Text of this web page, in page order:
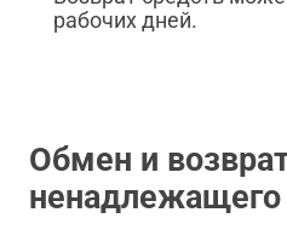
рабочих дней.
Обмен и
ненадлежащего